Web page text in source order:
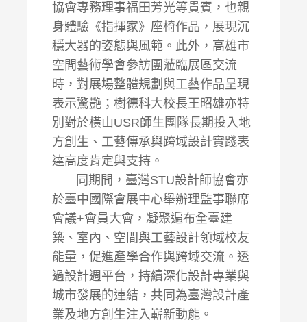
協會專務理事福田芳光等貴賓，也親
身體驗《指揮家》座椅作品，展現沉
穩大器的姿態與風範。此外，高雄市
空間藝術學會參訪團蒞臨展區交流
時，對展場整體規劃與工藝作品呈現
表示驚艷；樹德科大校長王昭雄亦特
別對於橫山USR師生團隊長期投入地
方創生、工藝傳承與跨域設計實踐表
達高度肯定與支持。
同期間，臺灣STU設計師協會亦
於臺中國際會展中心舉辦理監事聯席
會議+會員大會，凝聚遍布全臺建
築、室內、空間與工藝設計領域校友
能量，促進產學合作與跨域交流。透
過設計週平台，持續深化設計專業與
城市發展的連結，共同為臺灣設計產
業及地方創生注入嶄新動能。